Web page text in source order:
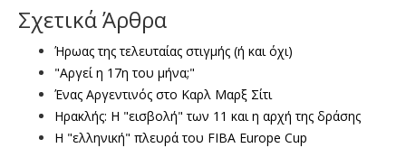
Σχετικά Άρθρα
Ήρωας της τελευταίας στιγμής (ή και όχι)
"Αργεί η 17η του μήνα;"
Ένας Αργεντινός στο Καρλ Μαρξ Σίτι
Ηρακλής: Η "εισβολή" των 11 και η αρχή της δράσης
Η "ελληνική" πλευρά του FIBA Europe Cup